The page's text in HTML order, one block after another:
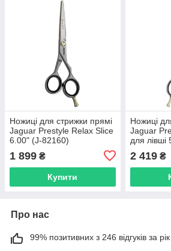
Ножиці для стрижки прямі
Jaguar Prestyle Relax Slice
6.00" (J-82160)
1 899 ₴
Купити
Ножиці
Jaguar
для
2 419₴
Про нас
99% позитивних з 246 відгуків за рік